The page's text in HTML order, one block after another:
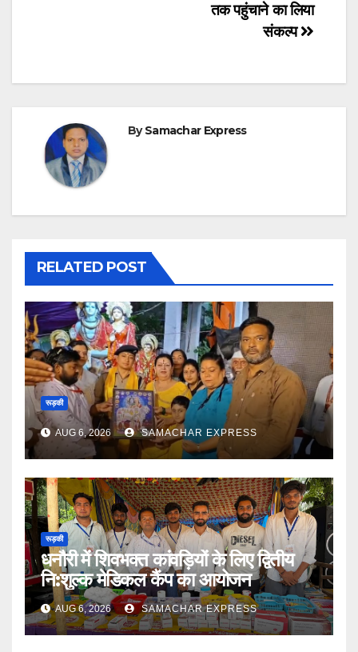
तक पहुंचाने का लिया
संकल्प
BySamachar Express
RELATED POST
रूड़की
AUG 6, 2026 SAMACHAR EXPRESS
रूड़की
धनौरी में शिवभक्त कांवड़ियों के लिए द्वितीय
नि:शुल्क मेडिकल कैंप का आयोजन
AUG 6, 2026 SAMACHAR EXPRESS